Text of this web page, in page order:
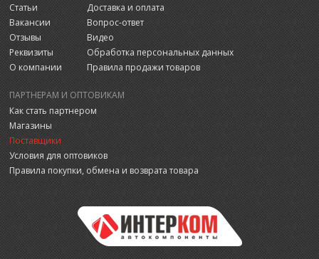
Статьи
Вакансии
Отзывы
Реквизиты
О компании
Доставка и оплата
Вопрос-ответ
Видео
Обработка персональных данных
Правила продажи товаров
ПАРТНЕРАМ И ОПТОВИКАМ
Как стать партнером
Магазины
Поставщики
Условия для оптовиков
Правила покупки, обмена и возврата товара